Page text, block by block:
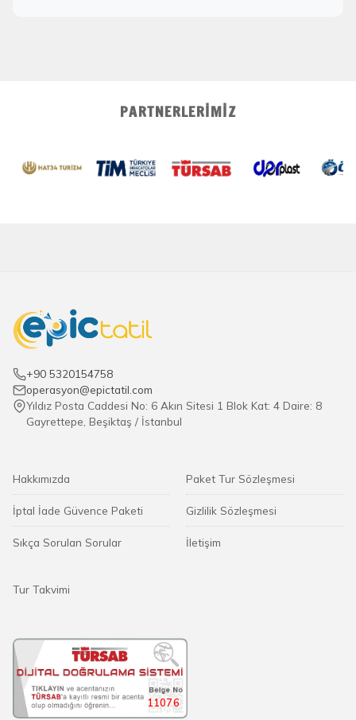
PARTNERLERIMIZ
+90 5320154758
operasyon@epictatil.com
Yıldız Posta Caddesi No: 6 Akın Sitesi 1 Blok Kat: 4 Daire: 8
Gayrettepe, Beşiktaş / İstanbul
Hakkımızda
İptal İade Güvence Paketi
Sıkça Sorulan Sorular
Paket Tur Sözleşmesi
Gizlilik Sözleşmesi
İletişim
Tur Takvimi
11076